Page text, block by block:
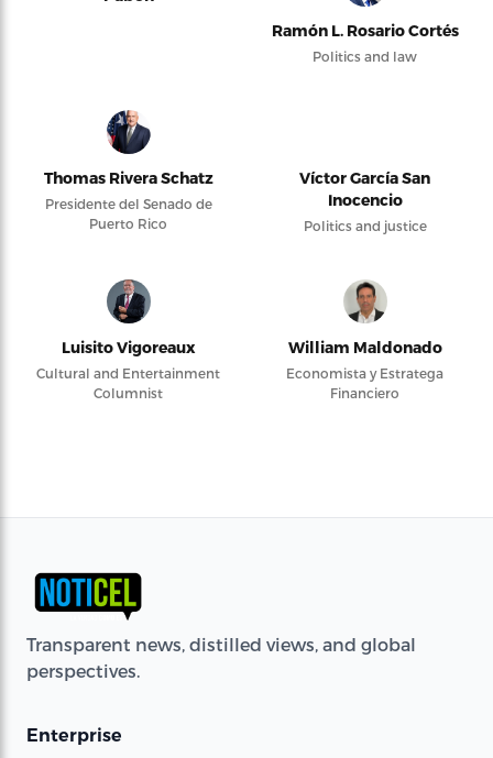
Ramón L. Rosario Cortés
Politics and law
Thomas Rivera Schatz
Presidente del Senado de
Puerto Rico
Víctor García San
Inocencio
Politics and justice
Luisito Vigoreaux
Cultural and Entertainment
Columnist
William Maldonado
Economista y Estratega
Financiero
Transparent news, distilled views, and global
perspectives.
Enterprise